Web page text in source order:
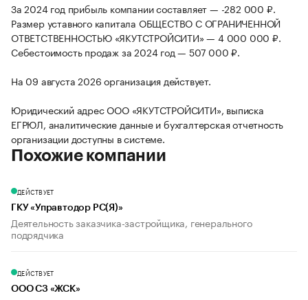
За 2024 год прибыль компании составляет — -282 000 ₽.
Размер уставного капитала ОБЩЕСТВО С ОГРАНИЧЕННОЙ
ОТВЕТСТВЕННОСТЬЮ «ЯКУТСТРОЙСИТИ» — 4 000 000 ₽.
Себестоимость продаж за 2024 год — 507 000 ₽.
На 09 августа 2026 организация действует.
Юридический адрес ООО «ЯКУТСТРОЙСИТИ», выписка
ЕГРЮЛ, аналитические данные и бухгалтерская отчетность
организации доступны в системе.
Похожие компании
ДЕЙСТВУЕТ
ГКУ «Управтодор РС(Я)»
Деятельность заказчика-застройщика, генерального
подрядчика
ДЕЙСТВУЕТ
ООО СЗ «ЖСК»